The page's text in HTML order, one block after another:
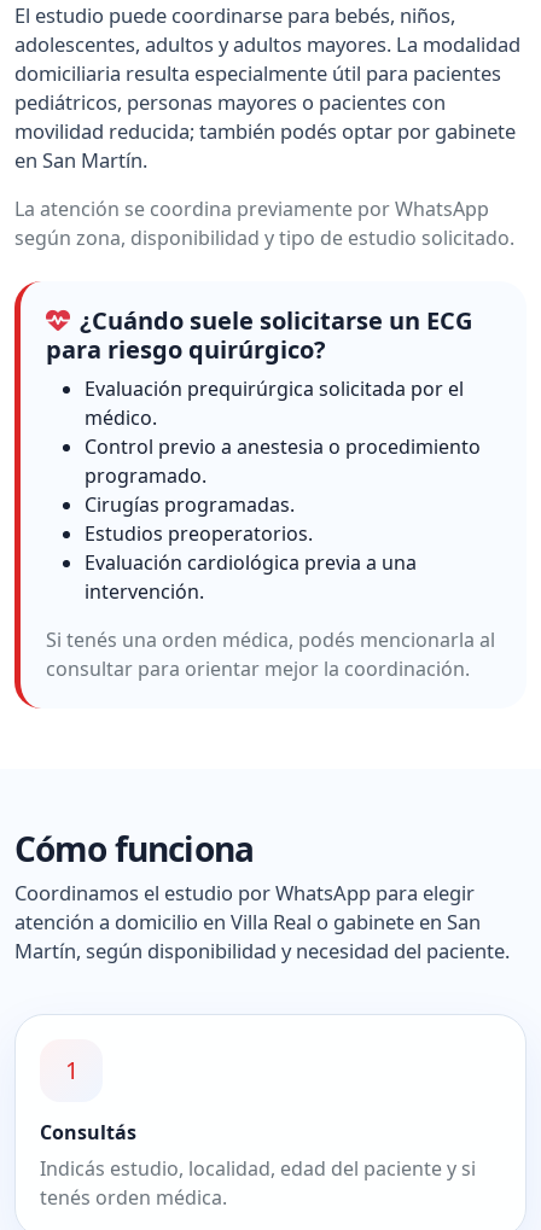
El estudio puede coordinarse para bebés, niños,
adolescentes, adultos y adultos mayores. La modalidad
domiciliaria resulta especialmente útil para pacientes
pediátricos, personas mayores o pacientes con
movilidad reducida; también podés optar por gabinete
en San Martín.
La atención se coordina previamente por WhatsApp
según zona, disponibilidad y tipo de estudio solicitado.
¿Cuándo suele solicitarse un ECG
para riesgo quirúrgico?
Evaluación prequirúrgica solicitada por el
médico.
Control previo a anestesia o procedimiento
programado.
Cirugías programadas.
Estudios preoperatorios.
Evaluación cardiológica previa a una
intervención.
Si tenés una orden médica, podés mencionarla al
consultar para orientar mejor la coordinación.
Cómo funciona
Coordinamos el estudio por WhatsApp para elegir
atención a domicilio en Villa Real o gabinete en San
Martín, según disponibilidad y necesidad del paciente.
1
Consultás
Indicás estudio, localidad, edad del paciente y si
tenés orden médica.